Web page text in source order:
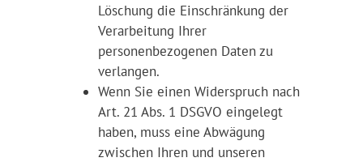
Löschung die Einschränkung der
Verarbeitung Ihrer
personenbezogenen Daten zu
verlangen.
Wenn Sie einen Widerspruch nach
Art. 21 Abs. 1 DSGVO eingelegt
haben, muss eine Abwägung
zwischen Ihren und unseren